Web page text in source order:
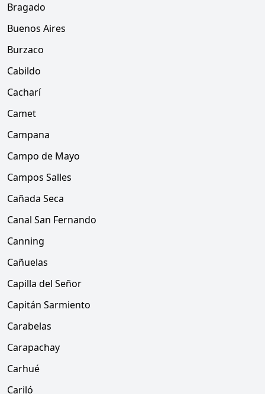
Bragado
Buenos Aires
Burzaco
Cabildo
Cacharí
Camet
Campana
Campo de Mayo
Campos Salles
Cañada Seca
Canal San Fernando
Canning
Cañuelas
Capilla del Señor
Capitán Sarmiento
Carabelas
Carapachay
Carhué
Cariló